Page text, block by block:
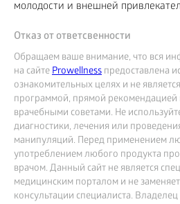
молодости и внешней
Отказ от ответсвенности
Обращаем ваше внимание, что вся
на сайтеProwellness предоставлена
ознакомительных целях и не
программой, прямой рекомендацией
врачебными советами. Не
диагностики, лечения или
манипуляций. Перед применением
употреблением любого продукта
врачом. Данный сайт не является
медицинским порталом и не
консультации специалиста.